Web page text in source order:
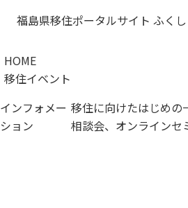
福島県移住ポータルサイト ふく
HOME
移住イベント
インフォメー
ション
移住に向けたはじめの
相談会、オンラインセ